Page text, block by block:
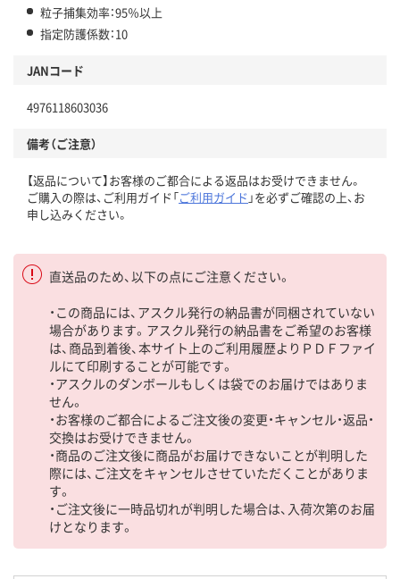
粒子捕集効率：95％以上
指定防護係数：10
JANコード
4976118603036
備考（ご注意）
【返品について】お客様のご都合による返品はお受けできません。
ご購入の際は、ご利用ガイド「ご利用ガイド 」を必ずご確認の上、お
申し込みください。
直送品のため、以下の点にご注意ください。
・この商品には、アスクル発行の納品書が同梱されていない
場合があります。アスクル発行の納品書をご希望のお客様
は、商品到着後、本サイト上のご利用履歴よりＰＤＦファイ
ルにて印刷することが可能です。
・アスクルのダンボールもしくは袋でのお届けではありま
せん。
・お客様のご都合によるご注文後の変更・キャンセル・返品・
交換はお受けできません。
・商品のご注文後に商品がお届けできないことが判明した
際には、ご注文をキャンセルさせていただくことがありま
す。
・ご注文後に一時品切れが判明した場合は、入荷次第のお届
けとなります。